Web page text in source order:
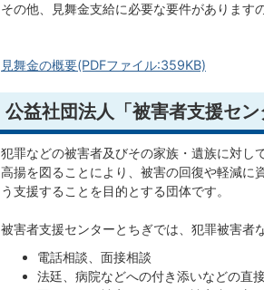
その他、見舞金支給に必要な要件があります
見舞金の概要(PDFファイル:359KB)
公益社団法人「被害者支援セ
犯罪などの被害者及びその家族・遺族に対し
高揚を図ることにより、被害の回復や軽減に
う支援することを目的とする団体です。
被害者支援センターとちぎでは、犯罪被害者
電話相談、面接相談
法廷、病院などへの付き添いなどの直